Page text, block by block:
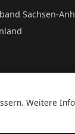
Sachsen-
Weitere